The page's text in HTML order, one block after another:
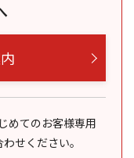
めてのお客様専用
せください。